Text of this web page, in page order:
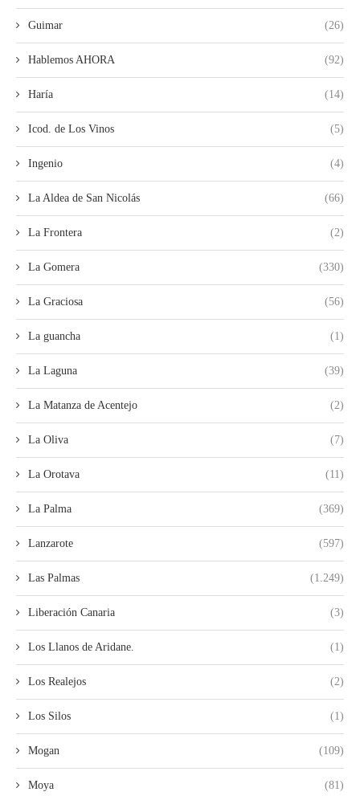
Guimar (26)
Hablemos AHORA (92)
Haría (14)
Icod. de Los Vinos (5)
Ingenio (4)
La Aldea de San Nicolás (66)
La Frontera (2)
La Gomera (330)
La Graciosa (56)
La guancha (1)
La Laguna (39)
La Matanza de Acentejo (2)
La Oliva (7)
La Orotava (11)
La Palma (369)
Lanzarote (597)
Las Palmas (1.249)
Liberación Canaria (3)
Los Llanos de Aridane. (1)
Los Realejos (2)
Los Silos (1)
Mogan (109)
Moya (81)